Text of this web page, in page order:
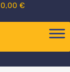
0,00 €